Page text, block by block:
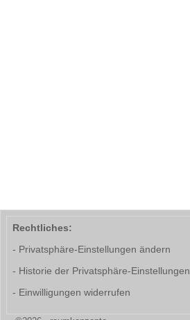
Rechtliches:
- Privatsphäre-Einstellungen ändern
- Historie der Privatsphäre-Einstellungen
- Einwilligungen widerrufen